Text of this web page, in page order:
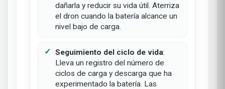
dañarla y reducir su vida útil. Aterriza
el dron cuando la batería alcance un
nivel bajo de carga.
Seguimiento del ciclo de vida:
Lleva un registro del número de
ciclos de carga y descarga que ha
experimentado la batería. Las